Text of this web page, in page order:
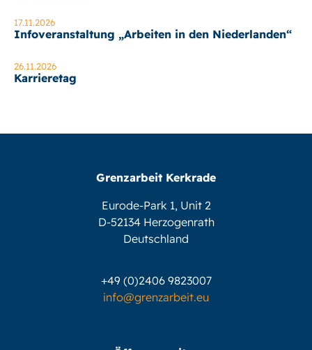
17.11.2026
Infoveranstaltung „Arbeiten in den Niederlanden“
26.11.2026
Karrieretag
Grenzarbeit Kerkrade
Eurode-Park 1, Unit 2
D-52134 Herzogenrath
Deutschland
+49 (0)2406 9823007
info@grenzarbeit.eu